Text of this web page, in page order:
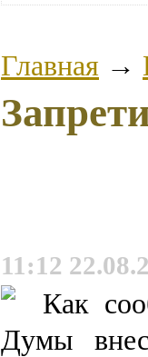
Главная →
11:12
Как
Думы